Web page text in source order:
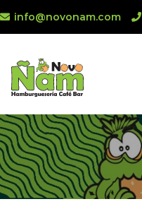
info@novonam.com